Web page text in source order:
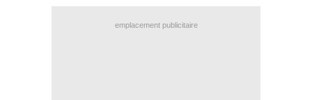
emplacement publicitaire